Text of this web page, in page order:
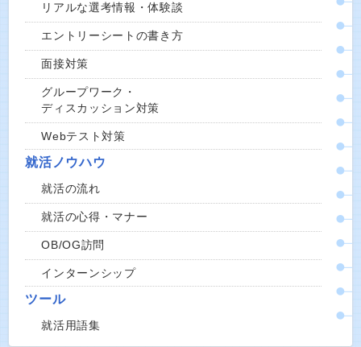
リアルな選考情報・体験談
エントリーシートの書き方
面接対策
グループワーク・
ディスカッション対策
Webテスト対策
就活ノウハウ
就活の流れ
就活の心得・マナー
OB/OG訪問
インターンシップ
ツール
就活用語集